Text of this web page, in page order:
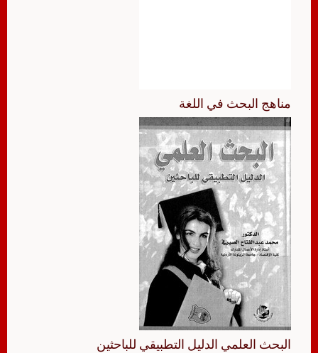
مناهج البحث في اللغة
البحث العلمي الدليل التطبيقي للباحثين